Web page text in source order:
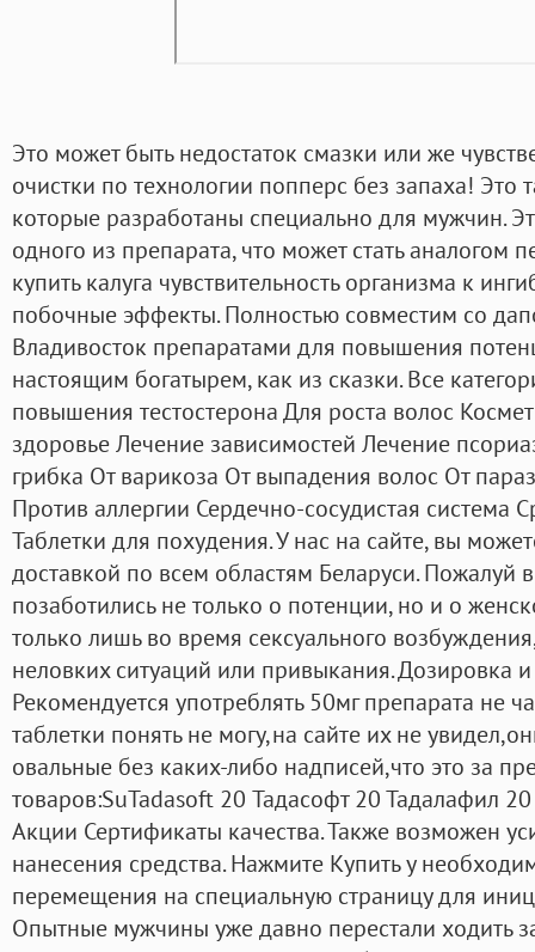
Это может быть недостаток смазки или же
очистки по технологии попперс без запаха! Это
которые разработаны специально для мужчин.
одного из препарата, что может стать аналогом
купить калуга чувствительность организма к
побочные эффекты. Полностью совместим со
Владивосток препаратами для повышения
настоящим богатырем, как из сказки. Все
повышения тестостерона Для роста волос
здоровье Лечение зависимостей Лечение
грибка От варикоза От выпадения волос От
Против аллергии Сердечно-сосудистая система
Таблетки для похудения. У нас на сайте, вы
доставкой по всем областям Беларуси. Пожалуй
позаботились не только о потенции, но и о
только лишь во время сексуального
неловких ситуаций или привыкания. Дозировка
Рекомендуется употреблять 50мг препарата не
таблетки понять не могу,на сайте их не
овальные без каких-либо надписей,что это за
товаров:SuTadasoft 20 Тадасофт 20 Тадалафил
Акции Сертификаты качества. Также возможен
нанесения средства. Нажмите Купить у
перемещения на специальную страницу для
Опытные мужчины уже давно перестали ходить